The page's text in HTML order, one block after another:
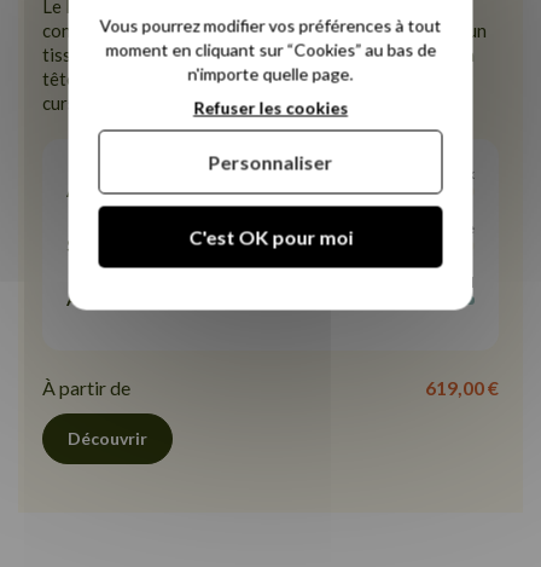
Le lit Novobed à lattes flexibles est fabriqué en bois
contreplaqué recouvert d'une mousse de confort et d'un
tissu bouclette écru. Il est livré avec son sommier et sa
tête de lit. Il est dôté d’un système de renfort avec
curseurs de fermeté sur la zone lombaire.
Accueil
Moelleux
Soutien
Très souple Très ferme
Aération
Idéal
À partir de 619,00 €
Découvrir
Vous pourrez modifier vos préférences à tout
moment en cliquant sur “Cookies” au bas de
n'importe quelle page.
C'est OK pour moi
Refuser les cookies
Personnaliser